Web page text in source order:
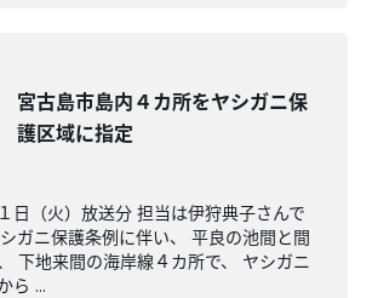
宮古島市島内４カ所をヤシガニ保
護区域に指定
日（火）放送分 担当は伊狩典子さんで
ガニ保護条例に伴い、 平良の池間と間
下地来間の海岸線４カ所で、 ヤシガニ
ら ...